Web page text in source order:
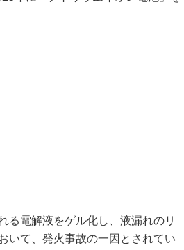
電解液をゲル化し、液漏れのリ
いて、発火事故の一因とされてい